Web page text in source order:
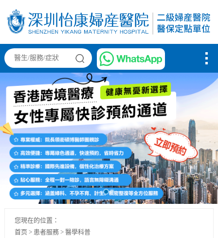
您現在的位置：
首页 > 患者服務> 醫學科普